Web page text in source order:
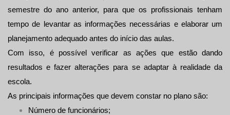
semestre do ano anterior, para que os profissionais tenham
tempo de levantar as informações necessárias e elaborar um
planejamento adequado antes do início das aulas.
Com isso, é possível verificar as ações que estão dando
resultados e fazer alterações para se adaptar à realidade da
escola.
As principais informações que devem constar no plano são:
Número de funcionários;